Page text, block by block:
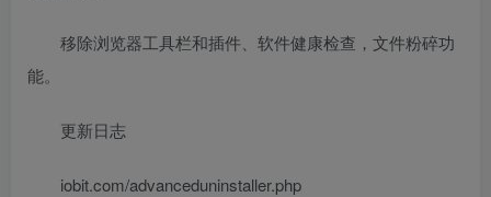
移除浏览器工具栏和插件、软件健康检查，文件粉碎功
能。
更新日志
iobit.com/advanceduninstaller.php